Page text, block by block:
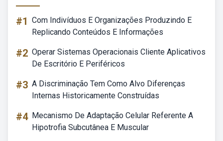
#1 Com Indivíduos E Organizações Produzindo E
Replicando Conteúdos E Informações
#2 Operar Sistemas Operacionais Cliente Aplicativos
De Escritório E Periféricos
#3 A Discriminação Tem Como Alvo Diferenças
Internas Historicamente Construídas
#4 Mecanismo De Adaptação Celular Referente A
Hipotrofia Subcutânea E Muscular